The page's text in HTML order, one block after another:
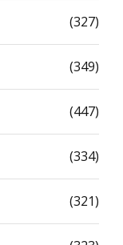
(327)
(349)
(447)
(334)
(321)